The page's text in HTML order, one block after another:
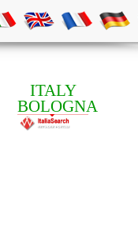
ITALY
BOLOGNA